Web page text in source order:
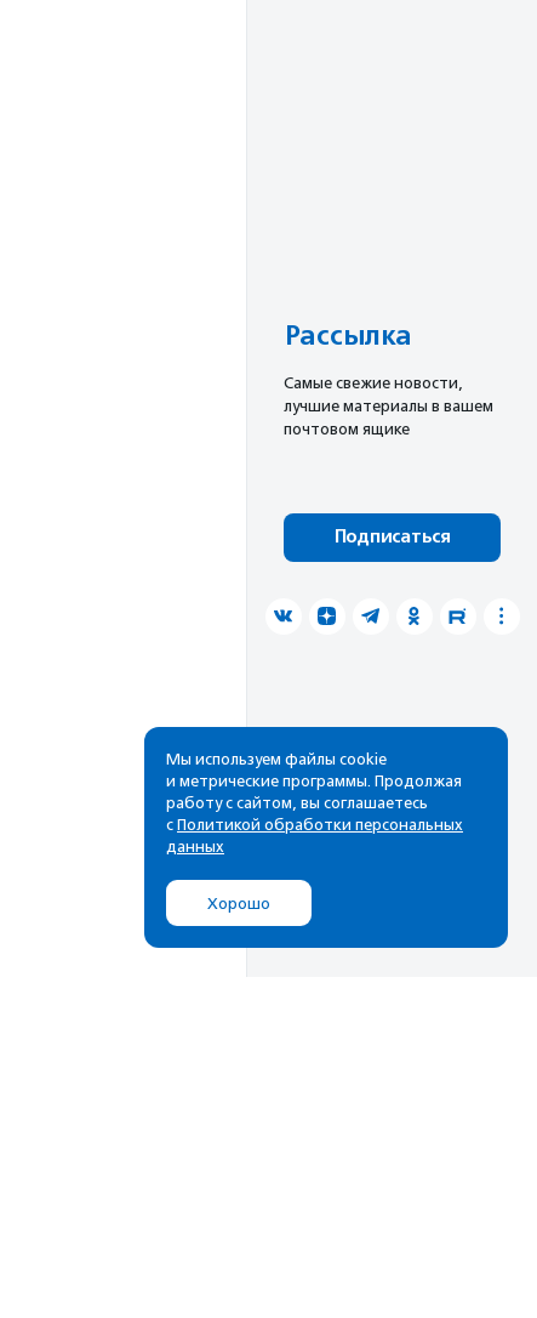
Рассылка
Cамые свежие новости,
лучшие материалы в вашем
почтовом ящике
Подписаться
Мы используем файлы cookie
и метрические программы. Продолжая
работу с сайтом, вы соглашаетесь
с Политикой обработки персональных
данных
Хорошо